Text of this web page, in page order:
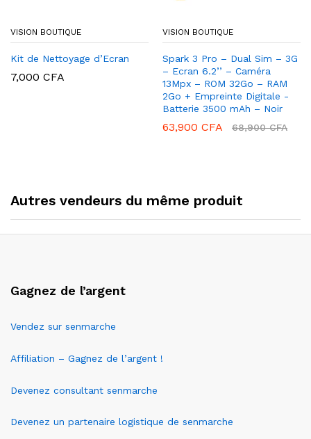
VISION BOUTIQUE
Kit de Nettoyage d’Ecran
7,000 CFA
VISION BOUTIQUE
Spark 3 Pro – Dual Sim – 3G
– Ecran 6.2’’ – Caméra
13Mpx – ROM 32Go – RAM
2Go + Empreinte Digitale -
Batterie 3500 mAh – Noir
63,900 CFA 68,900CFA
Autres vendeurs du même produit
Gagnez de l’argent
Vendez sur senmarche
Affiliation – Gagnez de l’argent !
Devenez consultant senmarche
Devenez un partenaire logistique de senmarche